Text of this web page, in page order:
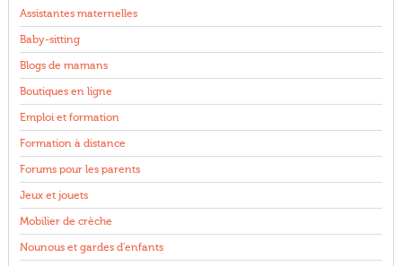
Assistantes maternelles
Baby-sitting
Blogs de mamans
Boutiques en ligne
Emploi et formation
Formation à distance
Forums pour les parents
Jeux et jouets
Mobilier de crèche
Nounous et gardes d'enfants